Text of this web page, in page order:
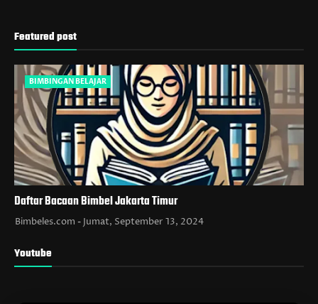
Featured post
BIMBINGAN BELAJAR
Daftar Bacaan Bimbel Jakarta Timur
Bimbeles.com Jumat, September 13, 2024
Youtube